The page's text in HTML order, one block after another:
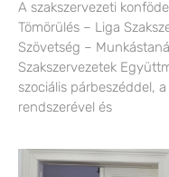
A szakszervezeti
Tömörülés – Liga
Szövetség –
Szakszervezetek
szociális párbeszéddel,
rendszerével és